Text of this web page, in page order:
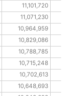
11,101,720
11,071,230
10,964,959
10,829,086
10,788,785
10,715,248
10,702,613
10,648,693